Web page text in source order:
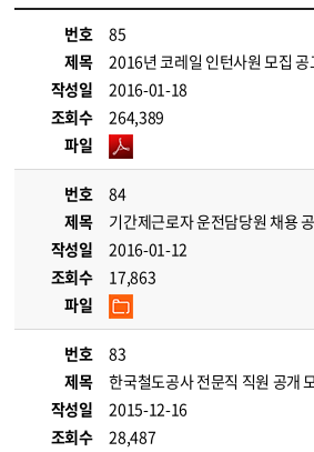
번호
85
제목
2016년 코레일 인턴사원 모집 공
작성일
2016-01-18
조회수
264,389
파일
번호
84
제목
기간제근로자 운전담당원 채용
작성일
2016-01-12
조회수
17,863
파일
번호
83
제목
한국철도공사 전문직 직원 공개
작성일
2015-12-16
조회수
28,487